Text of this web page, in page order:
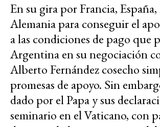
En su gira por Francia,
Alemania para conseguir el
a las condiciones de pago que
Argentina en su negociación
Alberto Fernández cosecho
promesas de apoyo. Sin
dado por el Papa y sus
seminario en el Vaticano, con